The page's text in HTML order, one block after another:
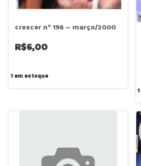
crescer nº 196 – março/2000
R$6,00
1em estoque
1